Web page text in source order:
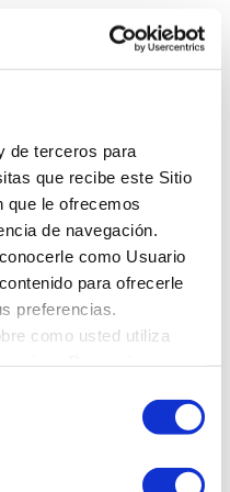
de terceros para
que recibe este Sitio
que le ofrecemos
de navegación.
como Usuario
para ofrecerle
preferencias.
como usted utiliza
a 14:00 - 15:00 a 21:00
a 14:00 - 15:00 a 21:00